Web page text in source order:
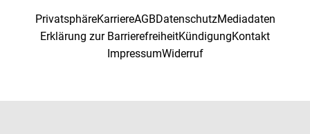
PrivatsphäreKarriereAGBDatenschutzMediadaten
Erklärung zur BarrierefreiheitKündigungKontakt
ImpressumWiderruf